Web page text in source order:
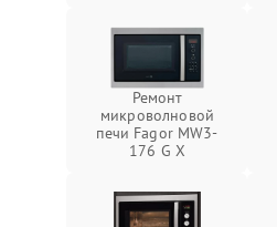
Ремонт
микроволновой
печи Fagor MW3-
176 G X